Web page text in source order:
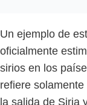
Un ejemplo de
oficialmente
sirios en los
refiere
la salida de Siria